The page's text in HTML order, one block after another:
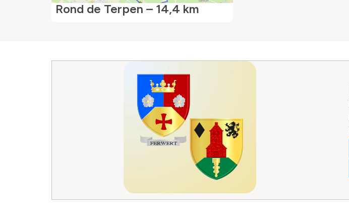
Rond de Terpen – 14,4 km